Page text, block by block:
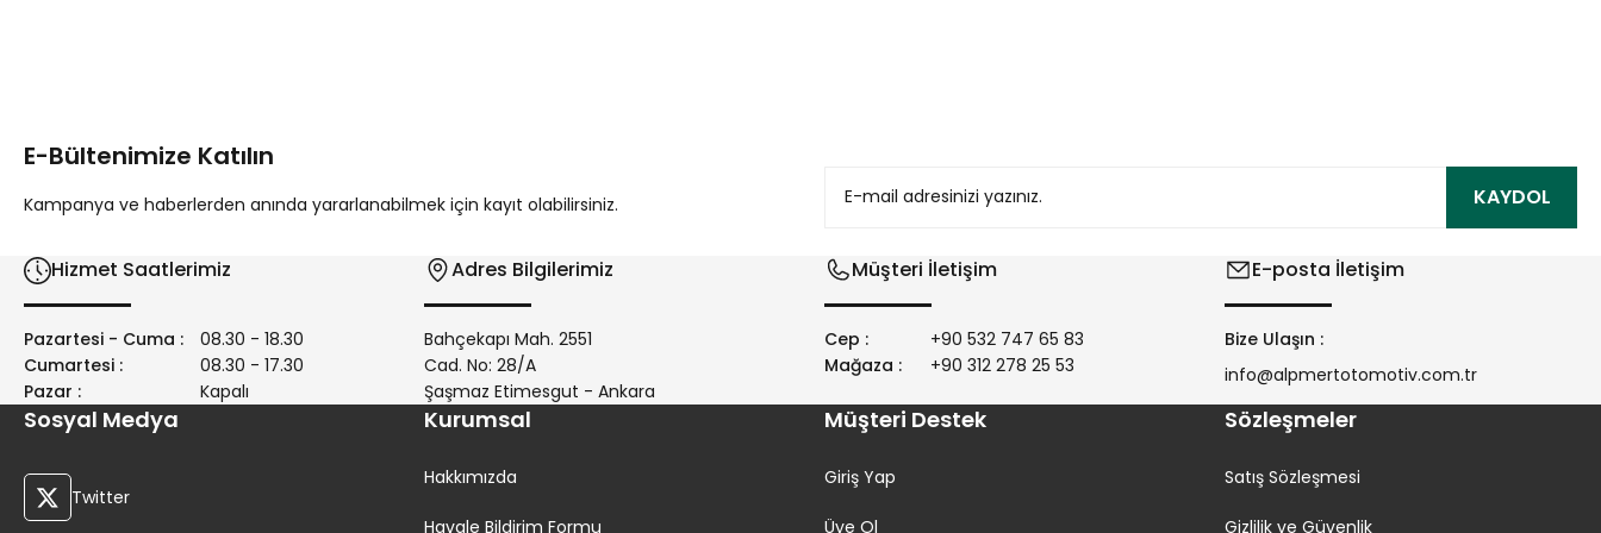
Ürün bilgilerinde hatalar bulunuyor.
E-Bültenimize Katılın
Kampanya ve haberlerden anında yararlanabilmek için kayıt olabilirsiniz. KAYDOL
Hizmet Saatlerimiz
Pazartesi - Cuma :
08.30 - 18.30
Cumartesi :
08.30 - 17.30
Pazar :
Kapalı
Adres Bilgilerimiz
Bahçekapı Mah. 2551
Cad. No: 28/A
Şaşmaz Etimesgut - Ankara
Müşteri İletişim
Cep :
+90 532 747 65 83
Mağaza :
+90 312 278 25 53
E-posta İletişim
Bize Ulaşın :
info@alpmertotomotiv.com.tr
Sosyal Medya
Twitter
Kurumsal
Hakkımızda
Havale Bildirim Formu
Müşteri Destek
Giriş Yap
Üye Ol
Sözleşmeler
Satış Sözleşmesi
Gizlilik ve Güvenlik